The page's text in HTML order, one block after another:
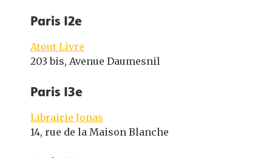
Paris 12e
Atout Livre
203 bis, Avenue Daumesnil
Paris 13e
Librairie Jonas
14, rue de la Maison Blanche